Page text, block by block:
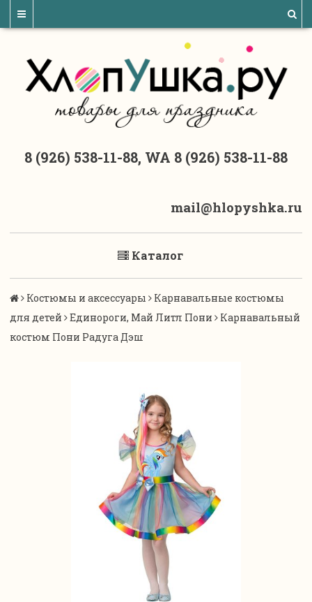
8 (926) 538-11-88, WA 8 (926) 538-11-88
mail@hlopyshka.ru
Каталог
Костюмы и аксессуары
Карнавальные костюмы
для детей
Единороги, Май Литл Пони
Карнавальный
костюм Пони Радуга Дэш